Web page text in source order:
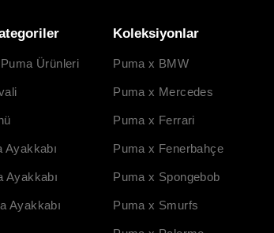
Ürünleri
Ayakkabı
Ayakkabı
Ayakkabı
Koleksiyonlar
Puma x BMW
Puma x Mercedes
Puma x Ferrari
Puma x Fenerbahçe
Puma x Spongebob
Puma x Smurfs